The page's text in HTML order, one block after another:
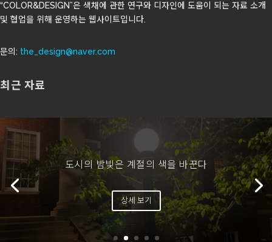
“COLOR&DESIGN”은 색채에 관한 연구와 디자인에 도움이 되는 자료 소개
및 협업을 위해 운영하는 웹사이트입니다.
문의: the_design@naver.com
최근 자료